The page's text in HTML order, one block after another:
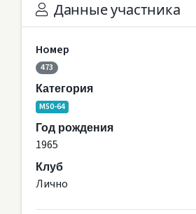
Данные участника
Номер
473
Категория
M50-64
Год рождения
1965
Клуб
Лично